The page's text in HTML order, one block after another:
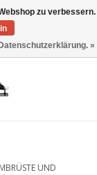
UND
zu verbessern.
»